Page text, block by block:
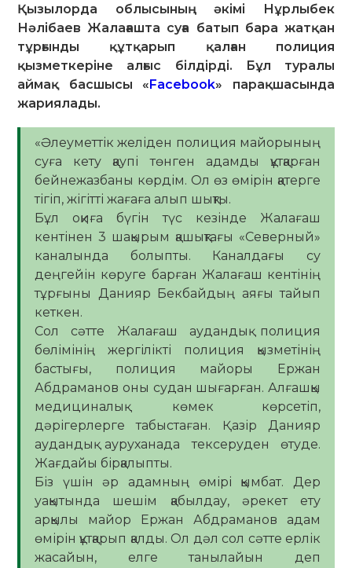
Қызылорда облысының әкімі Нұрлыбек
Нәлібаев Жалағашта суға батып бара жатқан
тұрғынды құтқарып қалған полиция
қызметкеріне алғыс білдірді. Бұл туралы
аймақ басшысы «Facebook» парақшасында
жариялады.
«Әлеуметтік желіден полиция майорының
суға кету қаупі төнген адамды құтқарған
бейнежазбаны көрдім. Ол өз өмірін қатерге
тігіп, жігітті жағаға алып шықты.
Бұл оқиға бүгін түс кезінде Жалағаш
кентінен 3 шақырым қашықтағы «Северный»
каналында болыпты. Каналдағы су
деңгейін көруге барған Жалағаш кентінің
тұрғыны Данияр Бекбайдың аяғы тайып
кеткен.
Сол сәтте Жалағаш аудандық полиция
бөлімінің жергілікті полиция қызметінің
бастығы, полиция майоры Ержан
Абдраманов оны судан шығарған. Алғашқы
медициналық көмек көрсетіп,
дәрігерлерге табыстаған. Қазір Данияр
аудандық ауруханада тексеруден өтуде.
Жағдайы бірқалыпты.
Біз үшін әр адамның өмірі қымбат. Дер
уақытында шешім қабылдау, әрекет ету
арқылы майор Ержан Абдраманов адам
өмірін құтқарып қалды. Ол дәл сол сәтте ерлік
жасайын, елге танылайын деп